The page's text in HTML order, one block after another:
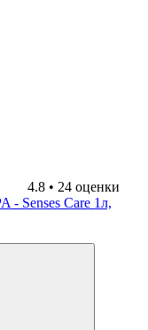
4.8 • 24 оценки
- Senses Care 1л,